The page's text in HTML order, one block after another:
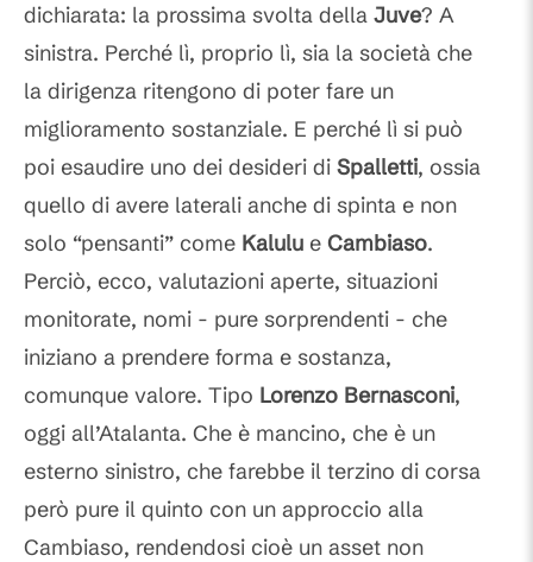
dichiarata: la prossima svolta della Juve? A
sinistra. Perché lì, proprio lì, sia la società che
la dirigenza ritengono di poter fare un
miglioramento sostanziale. E perché lì si può
poi esaudire uno dei desideri di Spalletti, ossia
quello di avere laterali anche di spinta e non
solo “pensanti” come Kalulu e Cambiaso.
Perciò, ecco, valutazioni aperte, situazioni
monitorate, nomi - pure sorprendenti - che
iniziano a prendere forma e sostanza,
comunque valore. Tipo Lorenzo Bernasconi,
oggi all’Atalanta. Che è mancino, che è un
esterno sinistro, che farebbe il terzino di corsa
però pure il quinto con un approccio alla
Cambiaso, rendendosi cioè un asset non